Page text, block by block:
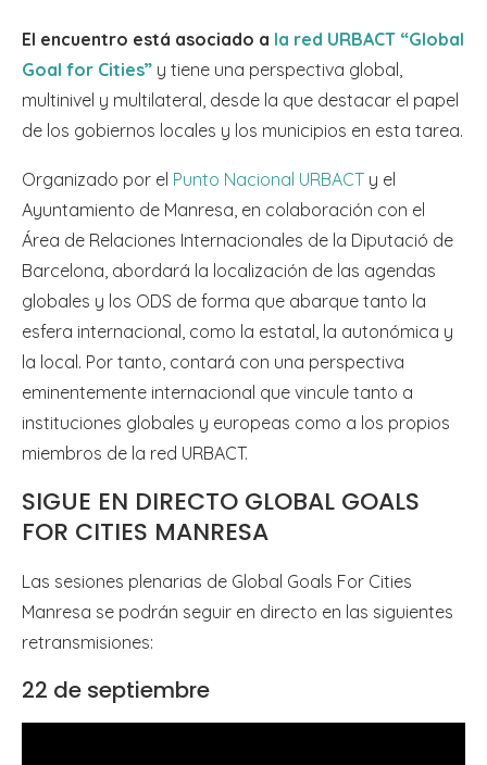
El encuentro está asociado a la red URBACT “Global
Goal for Cities” y tiene una perspectiva global,
multinivel y multilateral, desde la que destacar el papel
de los gobiernos locales y los municipios en esta tarea.
Organizado por el Punto Nacional URBACT y el
Ayuntamiento de Manresa, en colaboración con el
Área de Relaciones Internacionales de la Diputació de
Barcelona, abordará la localización de las agendas
globales y los ODS de forma que abarque tanto la
esfera internacional, como la estatal, la autonómica y
la local. Por tanto, contará con una perspectiva
eminentemente internacional que vincule tanto a
instituciones globales y europeas como a los propios
miembros de la red URBACT.
SIGUE EN DIRECTO GLOBAL GOALS
FOR CITIES MANRESA
Las sesiones plenarias de Global Goals For Cities
Manresa se podrán seguir en directo en las siguientes
retransmisiones:
22 de septiembre